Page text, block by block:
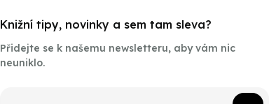
Knižní tipy, novinky a sem tam sleva?
Přidejte se k našemu newsletteru, aby vám nic
neuniklo.